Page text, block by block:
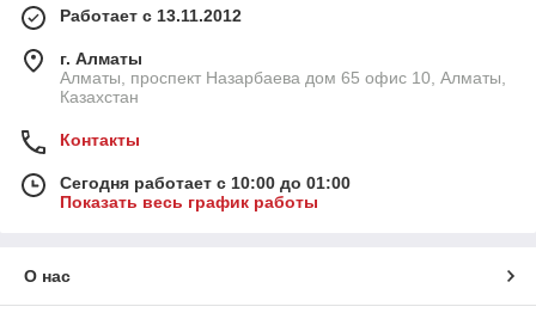
Работает с 13.11.2012
г. Алматы
Алматы, проспект Назарбаева дом 65 офис 10, Алматы,
Казахстан
Контакты
Сегодня работает с 10:00 до 01:00
Показать весь график работы
О нас